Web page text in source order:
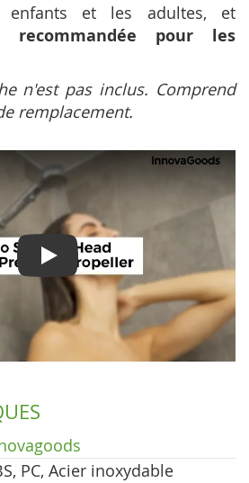
enfants et les adultes, et
recommandée pour les
n'est pas inclus. Comprend
remplacement.
Play
PC, Acier inoxydable